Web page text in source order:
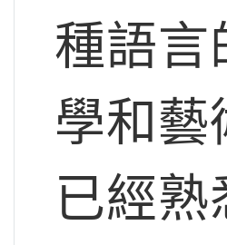
種語言
學和藝
已經